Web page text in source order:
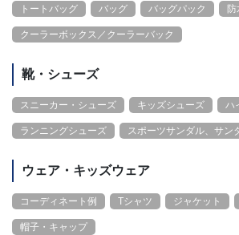
トートバッグ バッグ バッグパック
クーラーボックス／クーラーバック
靴・シューズ
スニーカー・シューズ キッズシューズ ハ
ランニングシューズ スポーツサンダル、サン
ウェア・キッズウェア
コーディネート例 Tシャツ ジャケット
帽子・キャップ